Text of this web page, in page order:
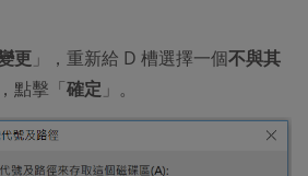
更 」，重新給 D 槽選擇一個不與其
，點擊「確定 」。